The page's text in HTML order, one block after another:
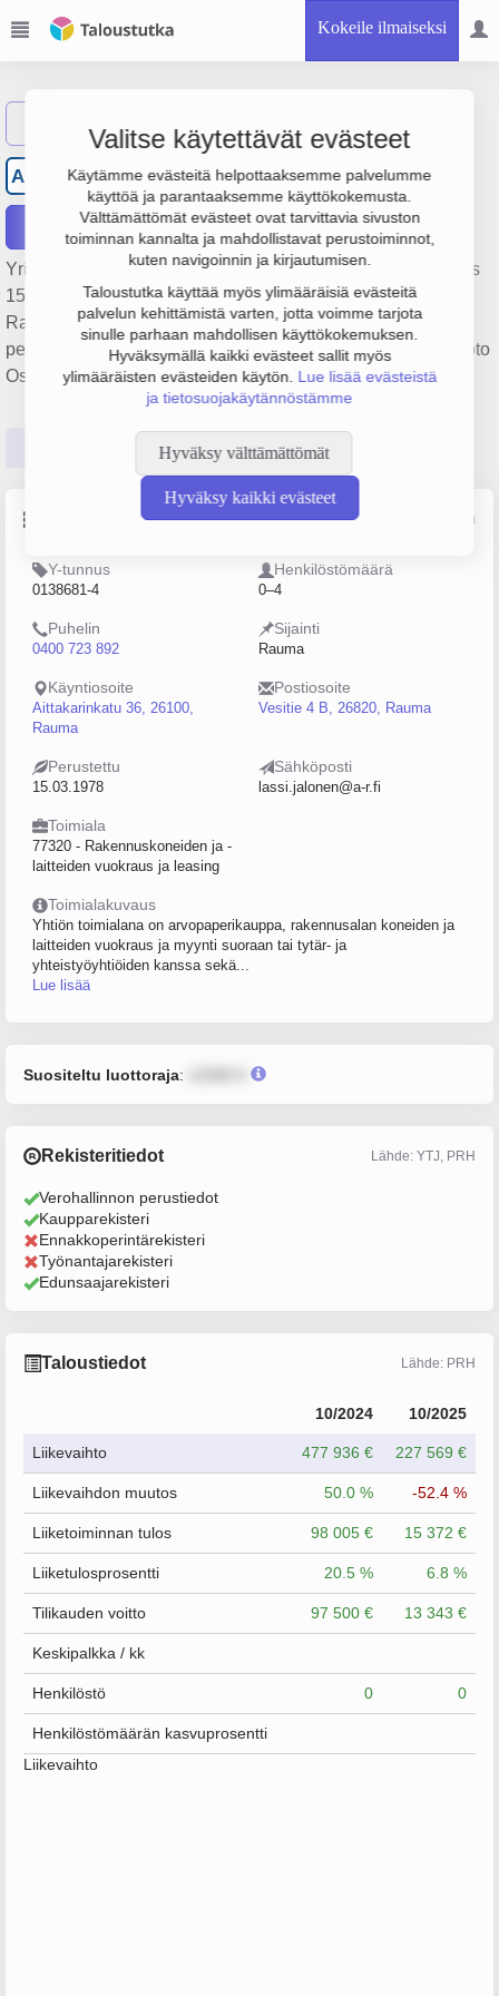
Kokeile ilmaiseksi
Valitse käytettävät evästeet
Käytämme evästeitä helpottaaksemme palvelumme
käyttöä ja parantaaksemme käyttökokemusta.
Välttämättömät evästeet ovat tarvittavia sivuston
toiminnan kannalta ja mahdollistavat perustoiminnot,
kuten navigoinnin ja kirjautumisen.
Taloustutka käyttää myös ylimääräisiä evästeitä
palvelun kehittämistä varten, jotta voimme tarjota
sinulle parhaan mahdollisen käyttökokemuksen.
Hyväksymällä kaikki evästeet sallit myös
ylimääräisten evästeiden käytön. Lue lisää evästeistä
ja tietosuojakäytännöstämme
Hyväksy välttämättömät
Hyväksy kaikki evästeet
AR Aittakarin Rental Oy
Raportit
Yrityksen Aittakarin Rental Oy liikevaihto on 228 000 €, tulos
15 000 € ja henkilöstömäärä 0. Sen päätoimiala on
Rakennuskoneiden ja -laitteiden vuokraus ja leasing,
perustamisvuosi 1978 ja sijainti Rauma. Yrityksen yhtiömuoto
Osakeyhtiö (OY).
Tilinpäätösluvut Päättäjätiedot
Lähde: YTJ, PRH, Traficom
Y-tunnus
0138681-4
Henkilöstömäärä
0–4
Puhelin
0400 723 892
Sijainti
Rauma
Käyntiosoite
Aittakarinkatu 36, 26100,
Rauma
Postiosoite
Vesitie 4 B, 26820, Rauma
Perustettu
15.03.1978
Sähköposti
lassi.jalonen@a-r.fi
Toimiala
77320 - Rakennuskoneiden ja -
laitteiden vuokraus ja leasing
Toimialakuvaus
Yhtiön toimialana on arvopaperikauppa, rakennusalan koneiden ja
laitteiden vuokraus ja myynti suoraan tai tytär- ja
yhteistyöyhtiöiden kanssa sekä...
Lue lisää
Suositeltu luottoraja:
Rekisteritiedot Lähde: YTJ, PRH
Verohallinnon perustiedot
Kaupparekisteri
Ennakkoperintärekisteri
Työnantajarekisteri
Edunsaajarekisteri
Taloustiedot Lähde: PRH
10/2024 10/2025
Liikevaihto 477 936 € 227 569 €
Liikevaihdon muutos 50.0 % -52.4 %
Liiketoiminnan tulos 98 005 € 15 372 €
Liiketulosprosentti 20.5 % 6.8 %
Tilikauden voitto 97 500 € 13 343 €
Keskipalkka / kk
Henkilöstö 0 0
Henkilöstömäärän kasvuprosentti
Liikevaihto